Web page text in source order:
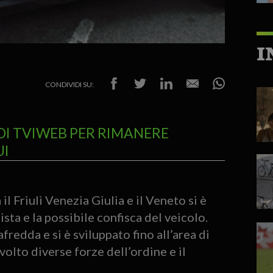
CONDIVIDI SU:
TVIWEB PER RIMANERE
Friuli Venezia Giulia e il Veneto si è
e la possibile confisca del veicolo.
e si è sviluppato fino all’area di
diverse forze dell’ordine e il